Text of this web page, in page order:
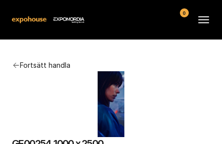
Fortsätt handla
Kontakt
Köpvillkor
0